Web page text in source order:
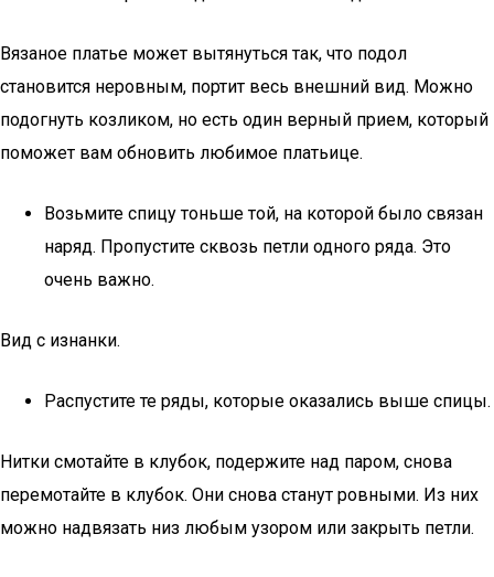
Вязаное платье может вытянуться так, что подол
становится неровным, портит весь внешний вид. Можно
подогнуть козликом, но есть один верный прием, который
поможет вам обновить любимое платьице.
Возьмите спицу тоньше той, на которой было связан
наряд. Пропустите сквозь петли одного ряда. Это
очень важно.
Вид с изнанки.
Распустите те ряды, которые оказались выше спицы.
Нитки смотайте в клубок, подержите над паром, снова
перемотайте в клубок. Они снова станут ровными. Из них
можно надвязать низ любым узором или закрыть петли.